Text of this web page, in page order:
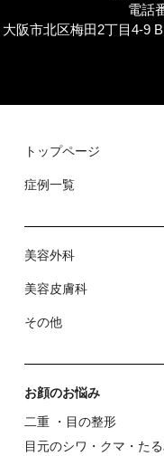
電話
大阪市北区梅田2丁目4-9
トップページ
症例⼀覧
美容外科
美容⽪膚科
その他
お顔のお悩み
⼆重 ・⽬の整形
⽬元のシワ・クマ・た